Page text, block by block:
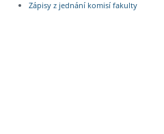
Zápisy z jednání komisí fakulty